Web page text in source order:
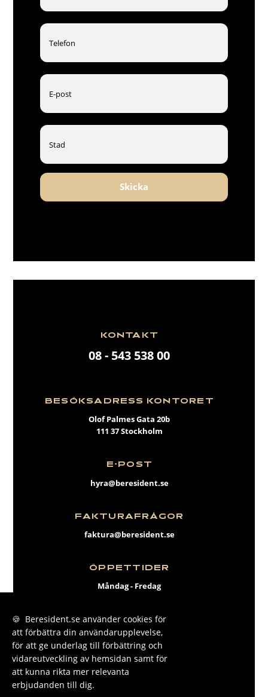
Skicka
KONTAKT
08 - 543 538 00
BESÖKSADRESS KONTORET
Olof Palmes Gata 20b
111 37 Stockholm
E-POST
hyra@beresident.se
FAKTURAFRÅGOR
faktura@beresident.se
ÖPPETTIDER
Måndag - Fredag
FACEBOOK
INSTAGRAM
🍪 Beresident.se använder cookies för
att förbättra din användarupplevelse,
för att ge underlag till förbättring och
vidareutveckling av hemsidan samt för
att kunna rikta mer relevanta
erbjudanden till dig.